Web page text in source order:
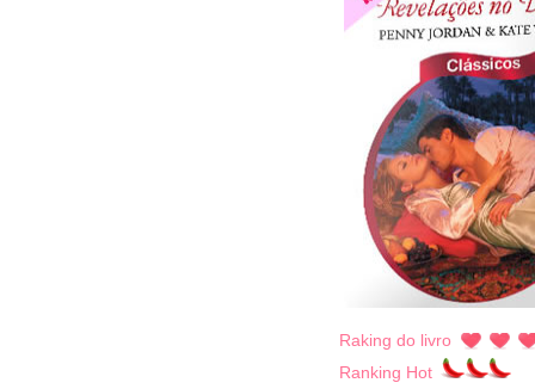
Raking do livro
Ranking Hot